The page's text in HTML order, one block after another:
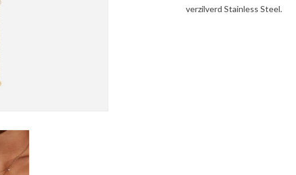
verzilverd Stainless Steel.